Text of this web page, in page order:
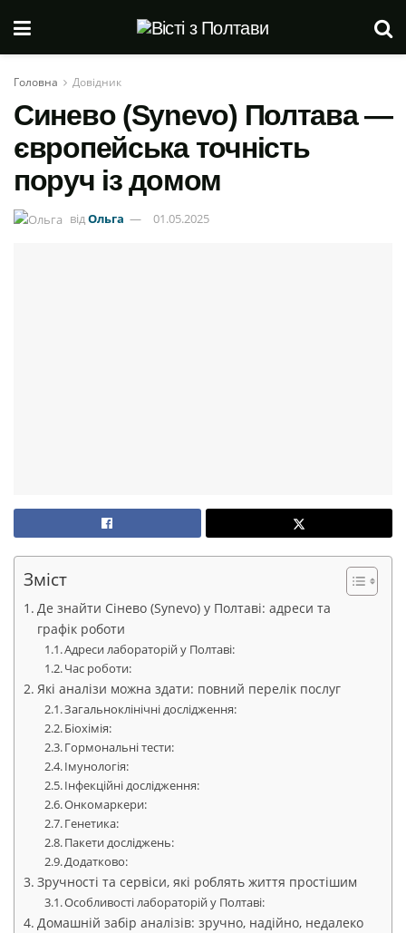
Головна Довідник
Синево (Synevo) Полтава —
європейська точність
поруч із домом
відОльга 01.05.2025
Зміст
Де знайти Сінево (Synevo) у Полтаві: адреси та
графік роботи
Адреси лабораторій у Полтаві:
Час роботи:
Які аналізи можна здати: повний перелік послуг
Загальноклінічні дослідження:
Біохімія:
Гормональні тести:
Імунологія:
Інфекційні дослідження:
Онкомаркери:
Генетика:
Пакети досліджень:
Додатково:
Зручності та сервіси, які роблять життя простішим
Особливості лабораторій у Полтаві:
Домашній забір аналізів: зручно, надійно, недалеко